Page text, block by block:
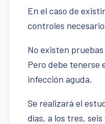
En el caso de
controles
No existen
Pero debe tenerse
infección aguda.
Se realizará el
días, a los tres,